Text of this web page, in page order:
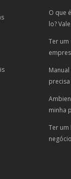
O que
lo?
Ter um
minha
Ter